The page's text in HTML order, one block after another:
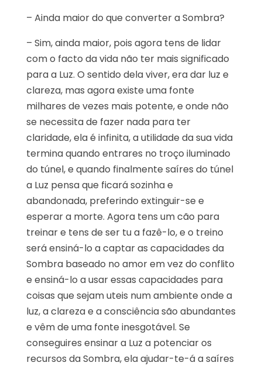
– Ainda maior do que converter a Sombra?
– Sim, ainda maior, pois agora tens de lidar
com o facto da vida não ter mais significado
para a Luz. O sentido dela viver, era dar luz e
clareza, mas agora existe uma fonte
milhares de vezes mais potente, e onde não
se necessita de fazer nada para ter
claridade, ela é infinita, a utilidade da sua vida
termina quando entrares no troço iluminado
do túnel, e quando finalmente saíres do túnel
a Luz pensa que ficará sozinha e
abandonada, preferindo extinguir-se e
esperar a morte. Agora tens um cão para
treinar e tens de ser tu a fazê-lo, e o treino
será ensiná-lo a captar as capacidades da
Sombra baseado no amor em vez do conflito
e ensiná-lo a usar essas capacidades para
coisas que sejam uteis num ambiente onde a
luz, a clareza e a consciência são abundantes
e vêm de uma fonte inesgotável. Se
conseguires ensinar a Luz a potenciar os
recursos da Sombra, ela ajudar-te-á a saíres